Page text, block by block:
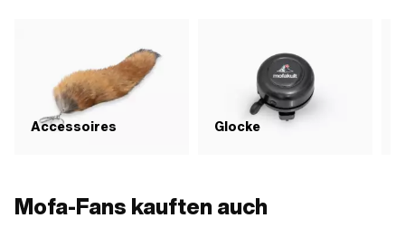
Accessoires Glocke
Mofa-Fans kauften auch